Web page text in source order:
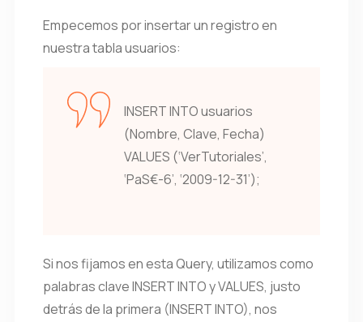
Empecemos por insertar un registro en
nuestra tabla usuarios:
INSERT INTO usuarios
(Nombre, Clave, Fecha)
VALUES (‘VerTutoriales’,
‘PaS€-6’, ‘2009-12-31’);
Si nos fijamos en esta Query, utilizamos como
palabras clave INSERT INTO y VALUES, justo
detrás de la primera (INSERT INTO), nos